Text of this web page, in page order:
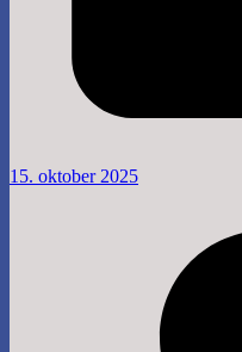
15. oktober 2025